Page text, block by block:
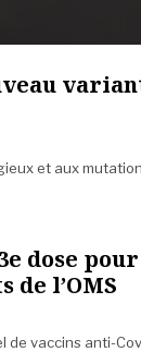
et aux
dose
de l’OMS
de vaccins anti-